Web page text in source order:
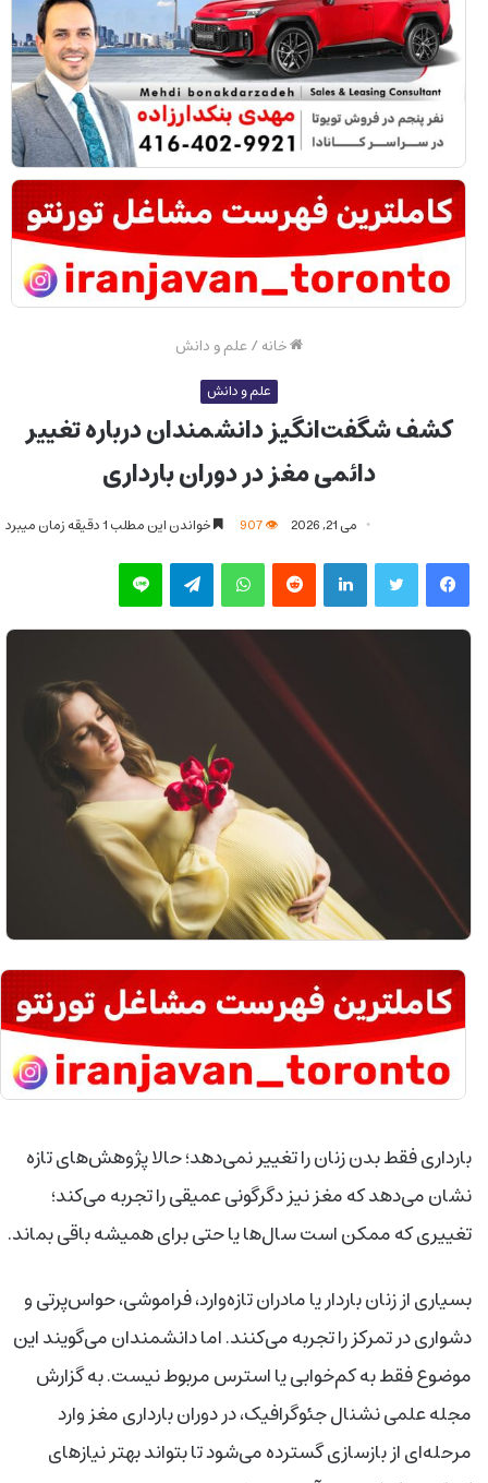
خانه/علم و دانش
علم و دانش
کشف شگفت‌انگیز دانشمندان درباره تغییر
دائمی مغز در دوران بارداری
می 21, 2026 خواندن این مطلب 1 دقیقه زمان میبرد
فیس بوک توییتر لینکدین‫رددیت واتس آپ تلگرام لاین
بارداری فقط بدن زنان را تغییر نمی‌دهد؛ حالا پژوهش‌های تازه
نشان می‌دهد که مغز نیز دگرگونی عمیقی را تجربه می‌کند؛
تغییری که ممکن است سال‌ها یا حتی برای همیشه باقی بماند.
بسیاری از زنان باردار یا مادران تازه‌وارد، فراموشی، حواس‌پرتی و
دشواری در تمرکز را تجربه می‌کنند. اما دانشمندان می‌گویند این
موضوع فقط به کم‌خوابی یا استرس مربوط نیست. به گزارش
مجله علمی نشنال جئوگرافیک، در دوران بارداری مغز وارد
مرحله‌ای از بازسازی گسترده می‌شود تا بتواند بهتر نیازهای